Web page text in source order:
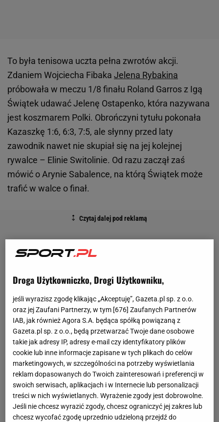
To była tenisowa uczta pełna zwrotów akcji.
Zdaniem Wojciecha Fibaka Jelena Rybakina
próbowała w meczu 1/8 finału Roland Garros z Igą
Świątek udawać Jelenę Ostapenko, która nazywana
jest koszmarem Polki. Obrończyni tytułu pokonała
Kazaszkę 1:6, 6:3, 7:5, ale słynny przed laty
zawodnik nawet nie skupiał się na jej kolejnej
rywalce – Elinie Switolinie. Od razu zaczął zaś
mówić o Arynie Sabalence, na którą Świątek może
trafić w walce o finał.
Droga Użytkowniczko, Drogi Użytkowniku,
jeśli wyrazisz zgodę klikając „Akceptuję”, Gazeta.pl sp. z o.o.
oraz jej Zaufani Partnerzy, w tym [676] Zaufanych Partnerów
IAB, jak również Agora S.A. będąca spółką powiązaną z
Gazeta.pl sp. z o.o., będą przetwarzać Twoje dane osobowe
takie jak adresy IP, adresy e-mail czy identyfikatory plików
cookie lub inne informacje zapisane w tych plikach do celów
marketingowych, w szczególności na potrzeby wyświetlania
reklam dopasowanych do Twoich zainteresowań i preferencji w
swoich serwisach, aplikacjach i w Internecie lub personalizacji
treści w nich wyświetlanych. Wyrażenie zgody jest dobrowolne.
Jeśli nie chcesz wyrazić zgody, chcesz ograniczyć jej zakres lub
chcesz wycofać zgodę uprzednio udzieloną przejdź do